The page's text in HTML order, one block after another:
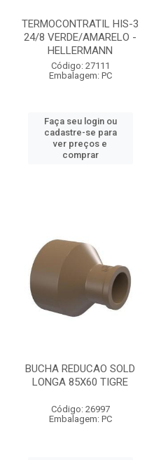
TERMOCONTRATIL HIS-3
24/8 VERDE/AMARELO -
HELLERMANN
Código: 27111
Embalagem: PC
Faça seu login ou
cadastre-se para
ver preços e
comprar
BUCHA REDUCAO SOLD
LONGA 85X60 TIGRE
Código: 26997
Embalagem: PC